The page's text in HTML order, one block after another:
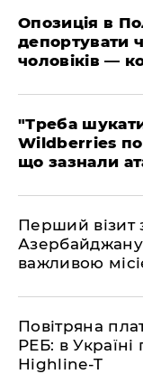
​Опозиція в
депортувати
чоловіків —
​"Треба
Wildberries
що зазнали
​Перший візит
важливою
​Повітряна
РЕБ: в
Highline-T